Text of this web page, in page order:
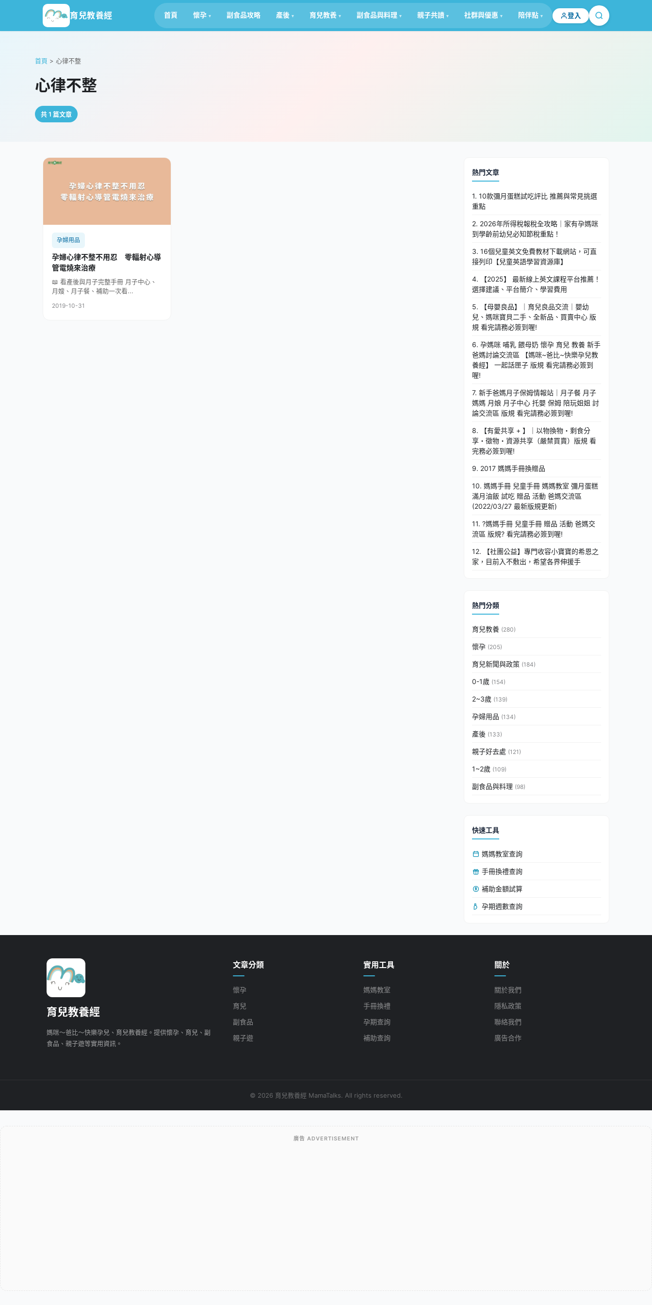
育兒教養經 首頁 懷孕 副食品攻略 產後 育兒教養 副食品與料理 親子共讀 社群與優惠 陪伴點 登入
首頁 > 心律不整
心律不整
共 1 篇文章
孕婦用品
孕婦心律不整不用忍 零輻射心導
管電燒來治療
📖 看產後與月子完整手冊 月子中心、
月嫂、月子餐、補助一次看...
2019-10-31
熱門文章
1. 10款彌月蛋糕試吃評比 推薦與常見挑選
重點
2. 2026年所得稅報稅全攻略｜家有孕媽咪
到學齡前幼兒必知節稅重點！
3. 16個兒童英文免費教材下載網站，可直
接列印【兒童英語學習資源庫】
4. 【2025】 最新線上英文課程平台推薦！
選擇建議、平台簡介、學習費用
5. 【母嬰良品】｜育兒良品交流｜嬰幼
兒、媽咪寶貝二手、全新品、買賣中心 版
規 看完請務必簽到喔!
6. 孕媽咪 哺乳 餵母奶 懷孕 育兒 教養 新手
爸媽討論交流區 【媽咪~爸比~快樂孕兒教
養經】 一起話匣子 版規 看完請務必簽到
喔!
7. 新手爸媽月子保姆情報站｜月子餐 月子
媽媽 月娘 月子中心 托嬰 保姆 陪玩姐姐 討
論交流區 版規 看完請務必簽到喔!
8. 【有愛共享 + 】｜以物換物・剩食分
享・徵物・資源共享（嚴禁買賣）版規 看
完務必簽到喔!
9. 2017 媽媽手冊換贈品
10. 媽媽手冊 兒童手冊 媽媽教室 彌月蛋糕
滿月油飯 試吃 贈品 活動 爸媽交流區
(2022/03/27 最新版規更新)
11. ?媽媽手冊 兒童手冊 贈品 活動 爸媽交
流區 版規? 看完請務必簽到喔!
12. 【社團公益】專門收容小寶寶的希恩之
家，目前入不敷出，希望各界伸援手
熱門分類
育兒教養 (280)
懷孕 (205)
育兒新聞與政策 (184)
0-1歲 (154)
2~3歲 (139)
孕婦用品 (134)
產後 (133)
親子好去處 (121)
1~2歲 (109)
副食品與料理 (98)
快速工具
媽媽教室查詢
手冊換禮查詢
補助金額試算
孕期週數查詢
育兒教養經
媽咪～爸比～快樂孕兒、育兒教養經。提供懷孕、育兒、副
食品、親子遊等實用資訊。
文章分類
懷孕
育兒
副食品
親子遊
實用工具
媽媽教室
手冊換禮
孕期查詢
補助查詢
關於
關於我們
隱私政策
聯絡我們
廣告合作
© 2026 育兒教養經 MamaTalks. All rights reserved.
廣告 ADVERTISEMENT